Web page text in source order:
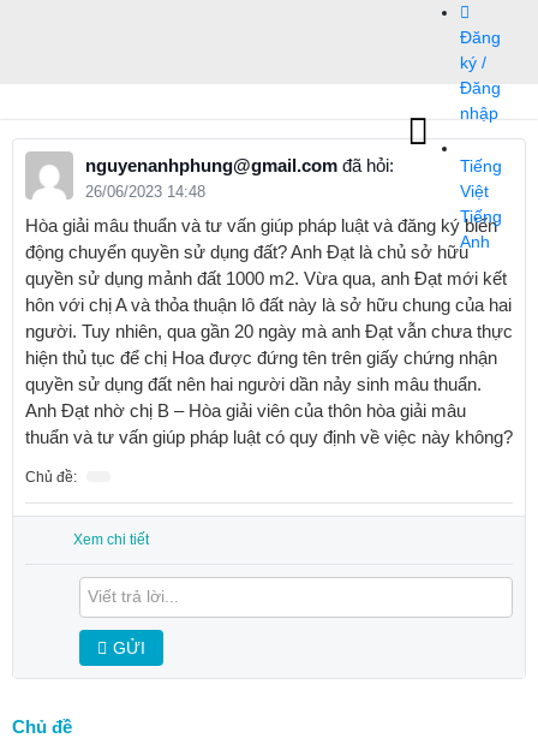
Đăng
ký /
Đăng
nhập
Tiếng
Việt
Tiếng
Anh
Chủ đề
nguyenanhphung@gmail.com đã hỏi:
26/06/2023 14:48
Hòa giải mâu thuẩn và tư vấn giúp pháp luật và đăng ký biến
động chuyển quyền sử dụng đất? Anh Đạt là chủ sở hữu
quyền sử dụng mảnh đất 1000 m2. Vừa qua, anh Đạt mới kết
hôn với chị A và thỏa thuận lô đất này là sở hữu chung của hai
người. Tuy nhiên, qua gần 20 ngày mà anh Đạt vẫn chưa thực
hiện thủ tục để chị Hoa được đứng tên trên giấy chứng nhận
quyền sử dụng đất nên hai người dần nảy sinh mâu thuẩn.
Anh Đạt nhờ chị B – Hòa giải viên của thôn hòa giải mâu
thuẩn và tư vấn giúp pháp luật có quy định về việc này không?
Chủ đề:
Xem chi tiết
GỬI